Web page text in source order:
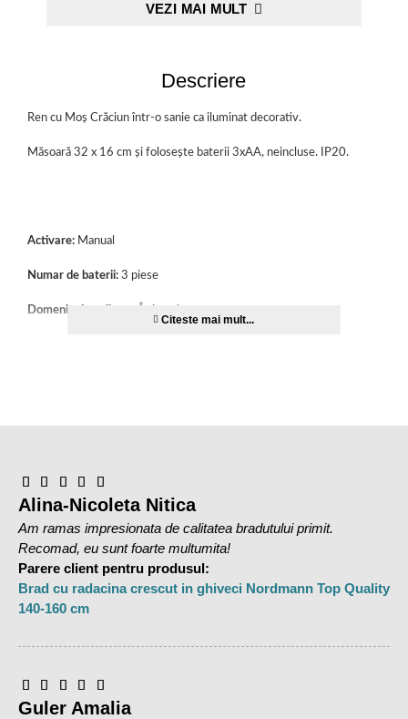
Descriere
Ren cu Moș Crăciun într-o sanie ca iluminat decorativ.
Măsoară 32 x 16 cm și folosește baterii 3xAA, neincluse. IP20.
Activare: Manual
Numar de baterii: 3 piese
Domeniu de aplicare:
Tip produs: decorațiuni de Crăciun
VEZI MAI MULT
Alina-Nicoleta Nitica
Am ramas impresionata de calitatea bradutului primit.
Recomad, eu sunt foarte multumita!
Parere client pentru produsul:
Brad cu radacina crescut in ghiveci Nordmann Top Quality
140-160 cm
Guler Amalia